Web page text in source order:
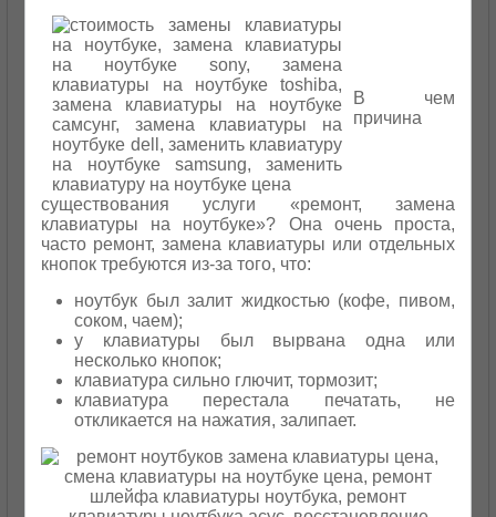
В чем
причина
существования услуги «ремонт, замена
клавиатуры на ноутбуке»? Она очень проста,
часто ремонт, замена клавиатуры или отдельных
кнопок требуются из-за того, что:
ноутбук был залит жидкостью (кофе, пивом,
соком, чаем);
у клавиатуры был вырвана одна или
несколько кнопок;
клавиатура сильно глючит, тормозит;
клавиатура перестала печатать, не
откликается на нажатия, залипает.